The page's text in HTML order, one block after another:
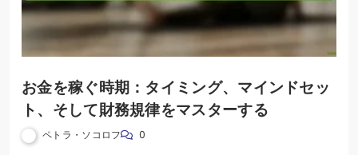
お金を稼ぐ時期：タイミング、マインドセッ
ト、そして財務規律をマスターする
ペトラ・ソコロフ 0